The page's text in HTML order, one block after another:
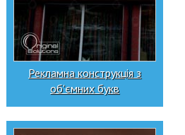
Рекламна конструкція з
об'ємних букв